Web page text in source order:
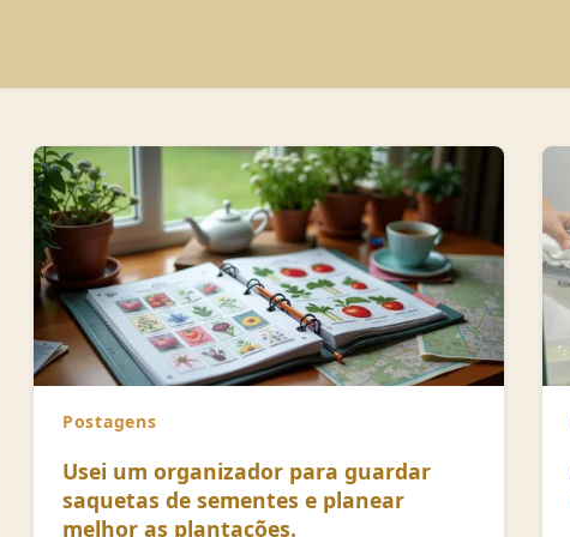
Postagens
Usei um organizador para guardar
saquetas de sementes e planear
melhor as plantações.